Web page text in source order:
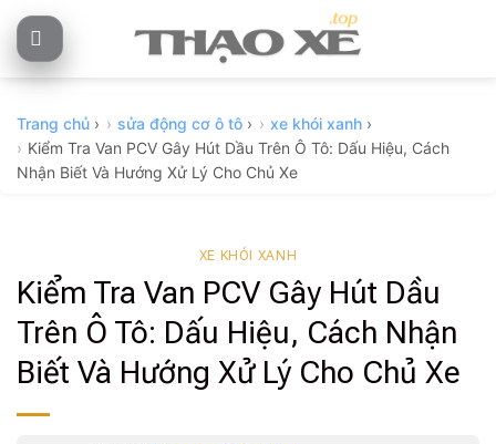
Skip
to
Trang chủ › sửa động cơ ô tô › xe khói xanh ›
Kiểm Tra Van PCV Gây Hút Dầu Trên Ô Tô: Dấu Hiệu, Cách
Nhận Biết Và Hướng Xử Lý Cho Chủ Xe
XE KHÓI XANH
Kiểm Tra Van PCV Gây Hút Dầu
Trên Ô Tô: Dấu Hiệu, Cách Nhận
Biết Và Hướng Xử Lý Cho Chủ Xe